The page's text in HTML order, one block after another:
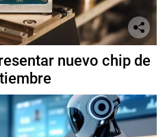
nuevo chip de